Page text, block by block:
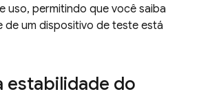
uso, permitindo que você saiba
de um dispositivo de teste está
estabilidade do